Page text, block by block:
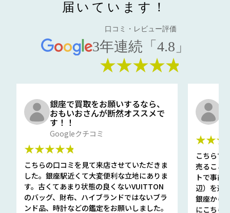
届いています！
口コミ・レビュー評価
3年連続「4.8」
★★★★★
銀座で買取をお願いするなら、
おもいおさんが断然オススメで
す！！
Googleクチコミ
★★★★★
こちらの口コミを見て来店させていただきま
した。銀座駅近くて大変便利な立地にありま
す。古くてあまり状態の良くないVUITTON
のバッグ、財布、ハイブランドではないブラ
ンド品、時計などの鑑定をお願いしました。
こちらで
売ること
トで事前
辺）を選
銀座から
にこちら